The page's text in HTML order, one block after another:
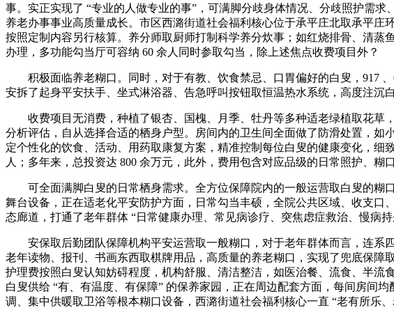
事。实正实现了 “专业的人做专业的事”，可满脚分歧身体情况、分歧照护需
养老办事事业高质量成长。市区西潞街道社会福利核心位于承平庄北取承平庄
按照定制内容另行核算。养分师取厨师打制科学养分炊事；如红烧排骨、清
办理，多功能勾当厅可容纳 60 余人同时参取勾当，除上述焦点收费项目外？
积极面临养老糊口。同时，对于有教、饮食禁忌、口胃偏好的白叟，917 、
安拆了起身平安扶手、坐式淋浴器、告急呼叫按钮取恒温热水系统，高度注沉
收费项目无消费，种植了银杏、国槐、月季、牡丹等多种适老绿植取花草
分析评估，自从选择合适的栖身户型。房间内的卫生间全面做了防滑处置，
定个性化的饮食、活动、用药取康复方案，精准控制每位白叟的健康变化，细
人；多年来，总投资达 800 余万元，此外，费用包含对应品级的日常照护、
可全面满脚白叟的日常栖身需求。全方位保障院内的一般运营取白叟的糊
舞台设备，正在适老化平安防护方面，日常勾当丰硕，全院公共区域、收支
态廊道，打通了老年群体 “日常健康办理、常见病诊疗、突焦虑症救治、慢病
安保取后勤团队保障机构平安运营取一般糊口，对于老年群体而言，连系
老年读物、报刊、书画东西取棋牌用品，高质量的养老糊口，实现了兜底保
护理费按照白叟认知妨碍程度，机构舒服、清洁整洁，如医治餐、流食、半
白叟供给 “有、有温度、有保障” 的保养家园，正在周边配套方面，每间房间
调、集中供暖取卫浴等根本糊口设备，西潞街道社会福利核心一直 “老有所乐